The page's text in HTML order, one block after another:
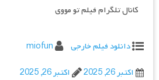
کانال تلگرام فیلم تو مووی
دانلود فیلم خارجی
miofun
اکتبر 26, 2025
اکتبر 26, 2025